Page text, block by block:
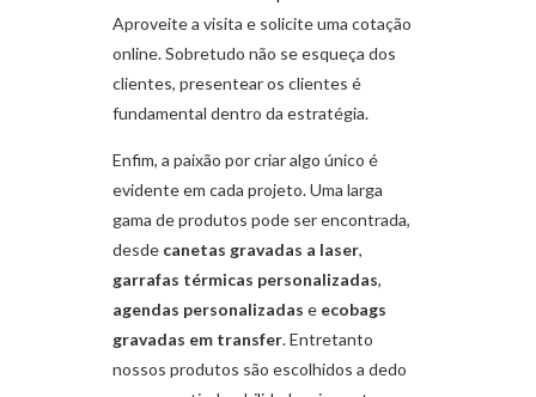
Aproveite a visita e solicite uma cotação
online. Sobretudo não se esqueça dos
clientes, presentear os clientes é
fundamental dentro da estratégia.
Enfim, a paixão por criar algo único é
evidente em cada projeto. Uma larga
gama de produtos pode ser encontrada,
desde canetas gravadas a laser,
garrafas térmicas personalizadas,
agendas personalizadas e ecobags
gravadas em transfer. Entretanto
nossos produtos são escolhidos a dedo